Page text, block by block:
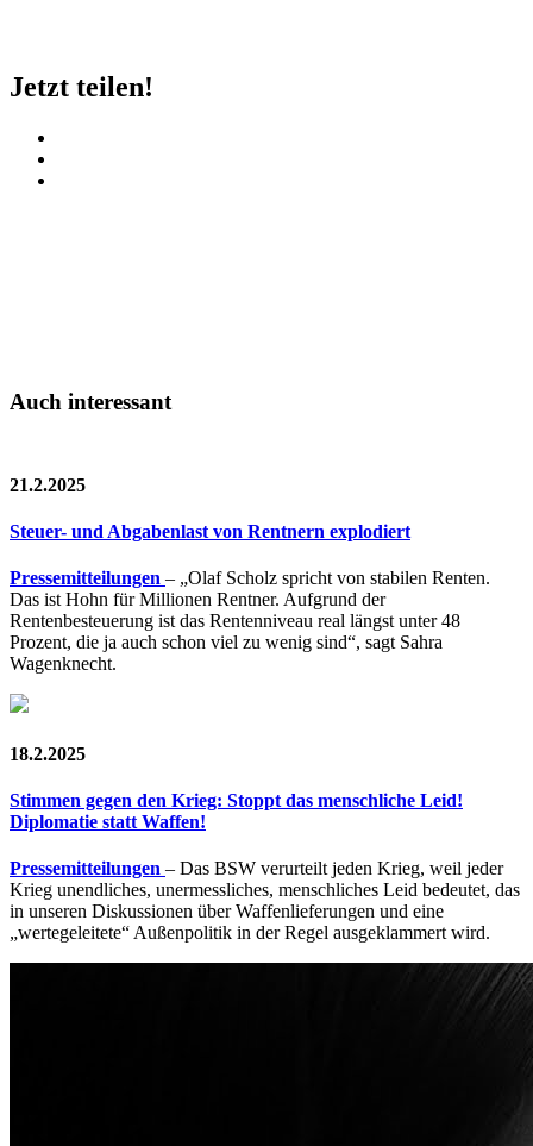
Jetzt teilen!
Auch interessant
21.2.2025
Steuer- und Abgabenlast von Rentnern explodiert
Pressemitteilungen – „Olaf Scholz spricht von stabilen Renten.
Das ist Hohn für Millionen Rentner. Aufgrund der
Rentenbesteuerung ist das Rentenniveau real längst unter 48
Prozent, die ja auch schon viel zu wenig sind“, sagt Sahra
Wagenknecht.
18.2.2025
Stimmen gegen den Krieg: Stoppt das menschliche Leid!
Diplomatie statt Waffen!
Pressemitteilungen – Das BSW verurteilt jeden Krieg, weil jeder
Krieg unendliches, unermessliches, menschliches Leid bedeutet, das
in unseren Diskussionen über Waffenlieferungen und eine
„wertegeleitete“ Außenpolitik in der Regel ausgeklammert wird.